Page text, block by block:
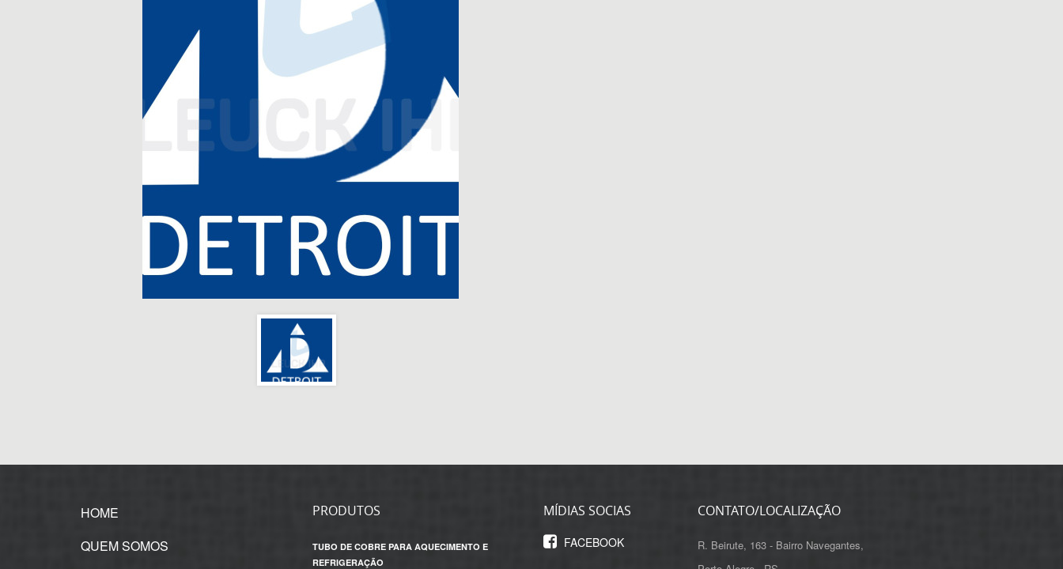
HOME
QUEM SOMOS
PRODUTOS
TUBO DE COBRE PARA AQUECIMENTO E
REFRIGERAÇÃO
MÍDIAS SOCIAS
FACEBOOK
CONTATO/LOCALIZAÇÃO
R. Beirute, 163 - Bairro Navegantes,